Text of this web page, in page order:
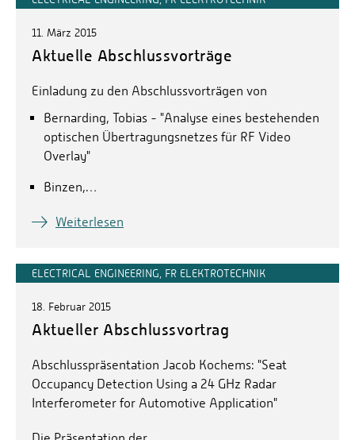
11. März 2015
Aktuelle Abschlussvorträge
Einladung zu den Abschlussvorträgen von
Bernarding, Tobias - "Analyse eines bestehenden
optischen Übertragungsnetzes für RF Video
Overlay"
Binzen,…
Weiterlesen
ELECTRICAL ENGINEERING, FR ELEKTROTECHNIK
18. Februar 2015
Aktueller Abschlussvortrag
Abschlusspräsentation Jacob Kochems: "Seat
Occupancy Detection Using a 24 GHz Radar
Interferometer for Automotive Application"